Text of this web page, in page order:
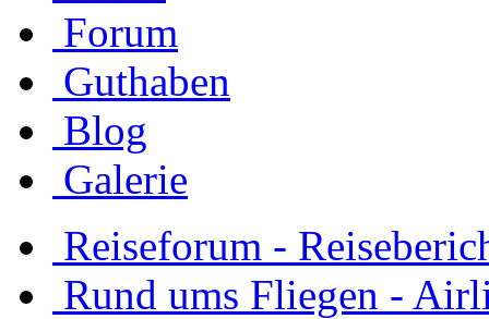
Forum
Guthaben
Blog
Galerie
Reiseforum -
Rund ums Fliegen -